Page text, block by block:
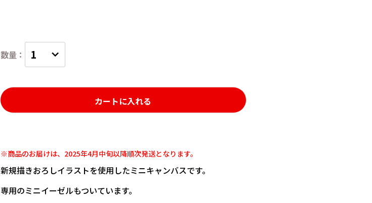
カートに入れる
※商品のお届けは、2025年4月中旬以降順次発送となります。
新規描きおろしイラストを使用したミニキャンバスです。
専用のミニイーゼルもついています。